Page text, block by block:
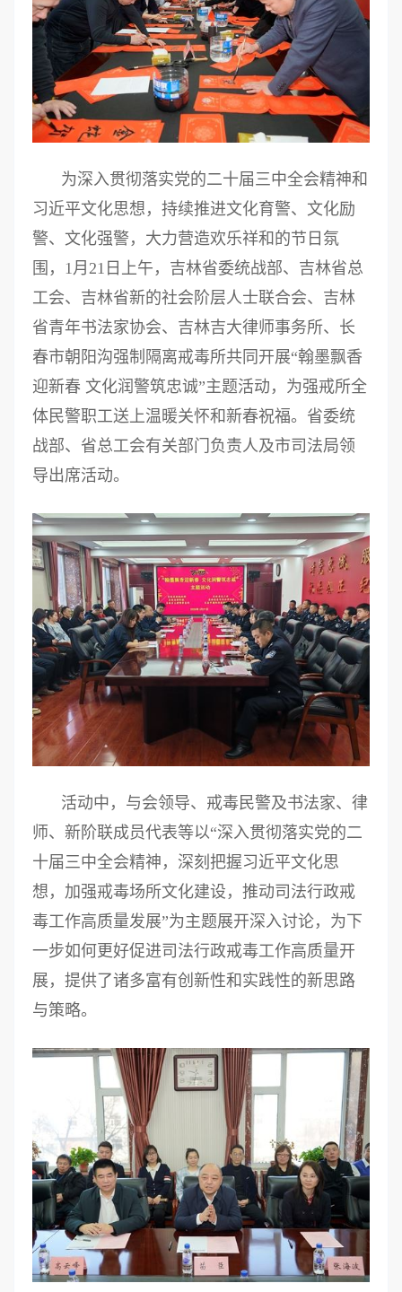
为深入贯彻落实党的二十届三中全会精神和
习近平文化思想，持续推进文化育警、文化励
警、文化强警，大力营造欢乐祥和的节日氛
围，1月21日上午，吉林省委统战部、吉林省总
工会、吉林省新的社会阶层人士联合会、吉林
省青年书法家协会、吉林吉大律师事务所、长
春市朝阳沟强制隔离戒毒所共同开展“翰墨飘香
迎新春 文化润警筑忠诚”主题活动，为强戒所全
体民警职工送上温暖关怀和新春祝福。省委统
战部、省总工会有关部门负责人及市司法局领
导出席活动。
活动中，与会领导、戒毒民警及书法家、律
师、新阶联成员代表等以“深入贯彻落实党的二
十届三中全会精神，深刻把握习近平文化思
想，加强戒毒场所文化建设，推动司法行政戒
毒工作高质量发展”为主题展开深入讨论，为下
一步如何更好促进司法行政戒毒工作高质量开
展，提供了诸多富有创新性和实践性的新思路
与策略。